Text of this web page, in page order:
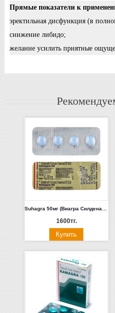
Прямые показатели к
эректильная дисфункция (в
снижение либидо;
желание усилить приятные
1600тг.